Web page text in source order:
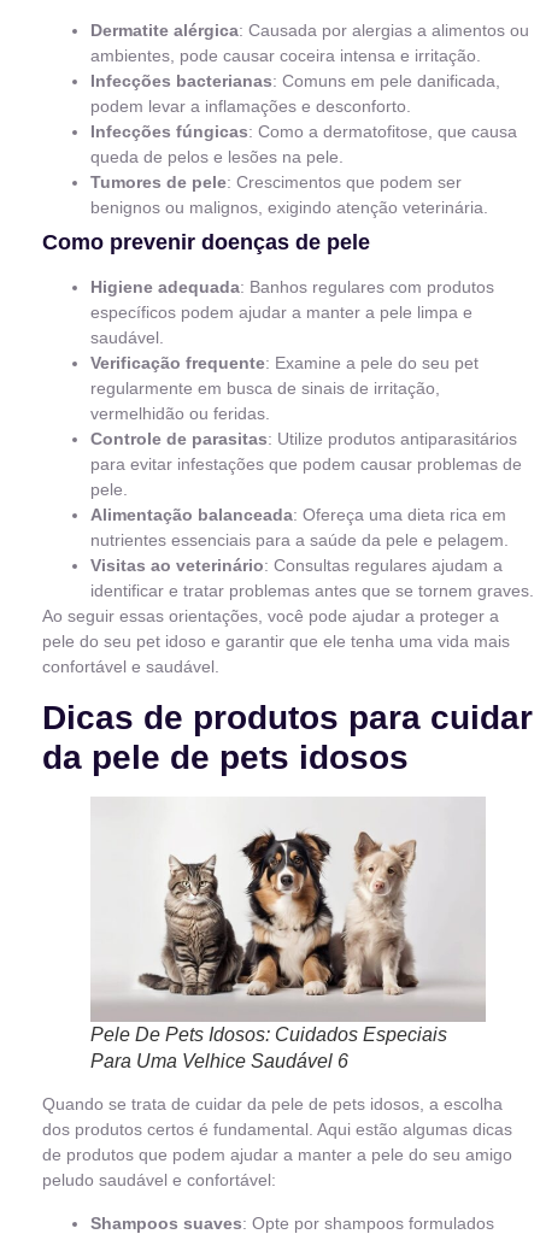
Dermatite alérgica: Causada por alergias a alimentos ou
ambientes, pode causar coceira intensa e irritação.
Infecções bacterianas: Comuns em pele danificada,
podem levar a inflamações e desconforto.
Infecções fúngicas: Como a dermatofitose, que causa
queda de pelos e lesões na pele.
Tumores de pele: Crescimentos que podem ser
benignos ou malignos, exigindo atenção veterinária.
Como prevenir doenças de pele
Higiene adequada: Banhos regulares com produtos
específicos podem ajudar a manter a pele limpa e
saudável.
Verificação frequente: Examine a pele do seu pet
regularmente em busca de sinais de irritação,
vermelhidão ou feridas.
Controle de parasitas: Utilize produtos antiparasitários
para evitar infestações que podem causar problemas de
pele.
Alimentação balanceada: Ofereça uma dieta rica em
nutrientes essenciais para a saúde da pele e pelagem.
Visitas ao veterinário: Consultas regulares ajudam a
identificar e tratar problemas antes que se tornem graves.
Ao seguir essas orientações, você pode ajudar a proteger a
pele do seu pet idoso e garantir que ele tenha uma vida mais
confortável e saudável.
Dicas de produtos para cuidar
da pele de pets idosos
Pele De Pets Idosos: Cuidados Especiais
Para Uma Velhice Saudável 6
Quando se trata de cuidar da pele de pets idosos, a escolha
dos produtos certos é fundamental. Aqui estão algumas dicas
de produtos que podem ajudar a manter a pele do seu amigo
peludo saudável e confortável:
Shampoos suaves: Opte por shampoos formulados